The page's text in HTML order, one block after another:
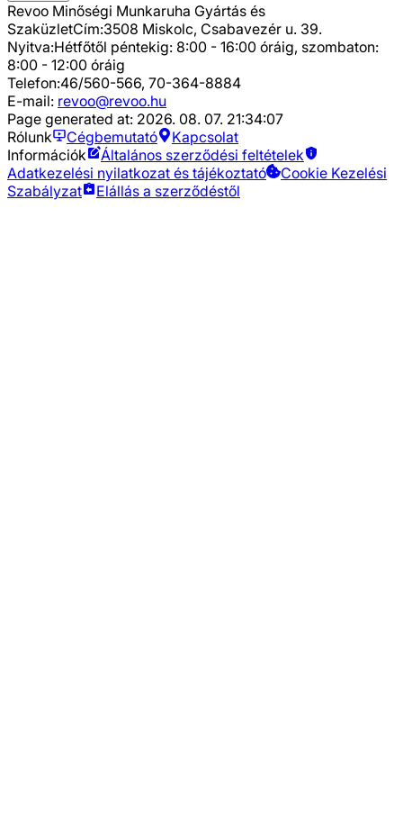
Revoo Minőségi Munkaruha Gyártás és
SzaküzletCím:3508 Miskolc, Csabavezér u. 39.
Nyitva:Hétfőtől péntekig: 8:00 - 16:00 óráig, szombaton:
8:00 - 12:00 óráig
Telefon:46/560-566, 70-364-8884
E-mail: revoo@revoo.hu
Page generated at: 2026. 08. 07. 21:34:07
Rólunk
Cégbemutató
Kapcsolat
Információk
Általános szerződési feltételek
Adatkezelési nyilatkozat és tájékoztató
Cookie Kezelési
Szabályzat
Elállás a szerződéstől